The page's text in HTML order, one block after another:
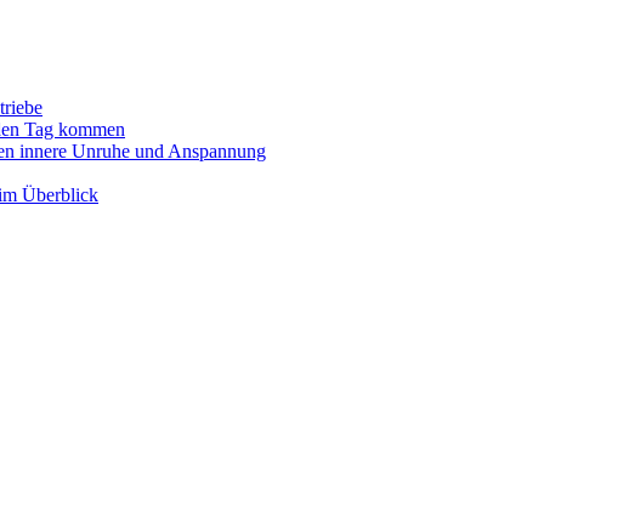
Tag kommen
innere Unruhe und Anspannung
Überblick